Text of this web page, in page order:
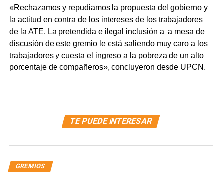
«Rechazamos y repudiamos la propuesta del gobierno y
la actitud en contra de los intereses de los trabajadores
de la ATE. La pretendida e ilegal inclusión a la mesa de
discusión de este gremio le está saliendo muy caro a los
trabajadores y cuesta el ingreso a la pobreza de un alto
porcentaje de compañeros», concluyeron desde UPCN.
TE PUEDE INTERESAR
GREMIOS